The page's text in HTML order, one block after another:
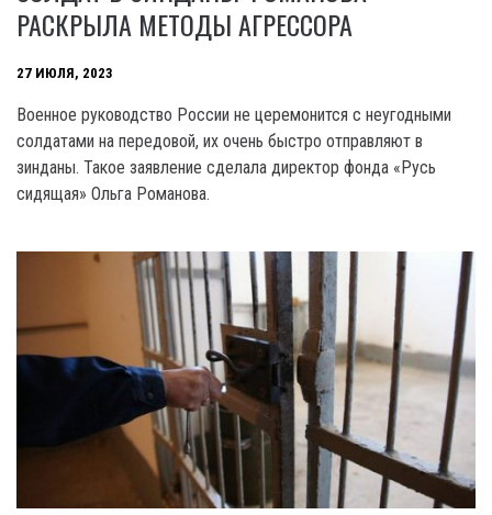
РАСКРЫЛА МЕТОДЫ АГРЕССОРА
27 ИЮЛЯ, 2023
Военное руководство России не церемонится с неугодными
солдатами на передовой, их очень быстро отправляют в
зинданы. Такое заявление сделала директор фонда «Русь
сидящая» Ольга Романова.